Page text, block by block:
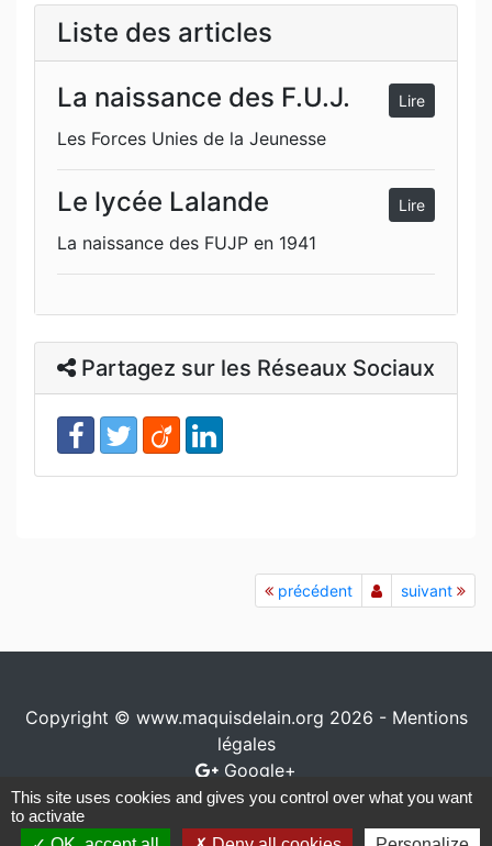
Liste des articles
Lire
La naissance des F.U.J.
Les Forces Unies de la Jeunesse
Lire
Le lycée Lalande
La naissance des FUJP en 1941
Partagez sur les Réseaux Sociaux
précédent suivant
Copyright © www.maquisdelain.org 2026 - Mentions
légales
Google+
Conception / réalisationwww.io-network.com
This site uses cookies and gives you control over what you want
to activate